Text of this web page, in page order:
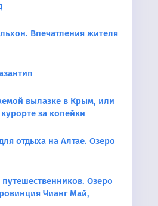
Впечатления жителя
вылазке в Крым, или
за копейки
отдыха на Алтае. Озеро
Озеро
Чианг Май,